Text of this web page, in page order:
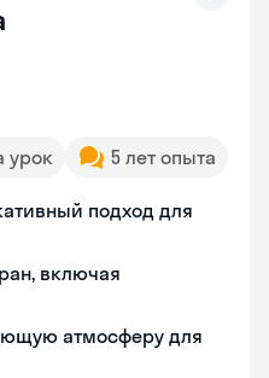
урок 5 лет опыта
подход для
включая
атмосферу для